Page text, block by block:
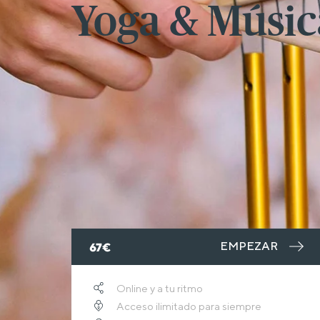
Yoga &
67€ EMPEZAR
Online y a tu ritmo
Acceso ilimitado para siempre